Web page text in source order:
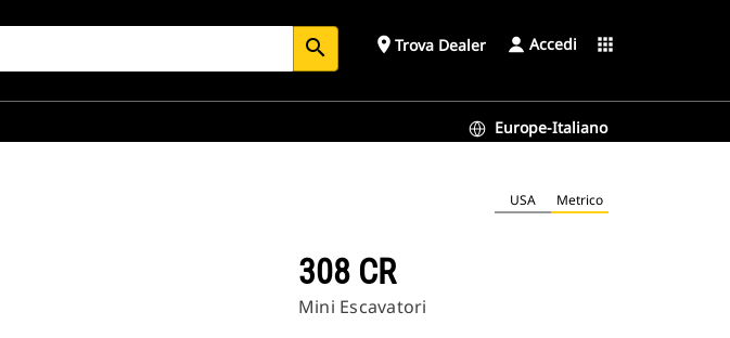
search place Trova Dealer Accedi apps
Europe-Italiano
USA Metrico
308 CR
Mini Escavatori